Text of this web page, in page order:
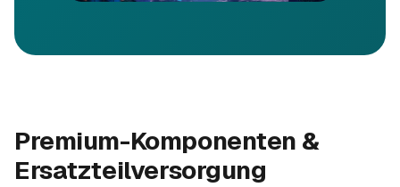
Premium-Komponenten &
Ersatzteilversorgung